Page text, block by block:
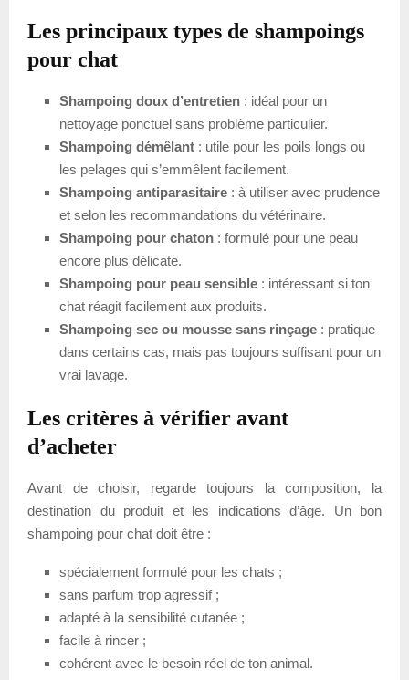
Les principaux types de shampoings
pour chat
Shampoing doux d’entretien : idéal pour un
nettoyage ponctuel sans problème particulier.
Shampoing démêlant : utile pour les poils longs ou
les pelages qui s’emmêlent facilement.
Shampoing antiparasitaire : à utiliser avec prudence
et selon les recommandations du vétérinaire.
Shampoing pour chaton : formulé pour une peau
encore plus délicate.
Shampoing pour peau sensible : intéressant si ton
chat réagit facilement aux produits.
Shampoing sec ou mousse sans rinçage : pratique
dans certains cas, mais pas toujours suffisant pour un
vrai lavage.
Les critères à vérifier avant
d’acheter
Avant de choisir, regarde toujours la composition, la
destination du produit et les indications d’âge. Un bon
shampoing pour chat doit être :
spécialement formulé pour les chats ;
sans parfum trop agressif ;
adapté à la sensibilité cutanée ;
facile à rincer ;
cohérent avec le besoin réel de ton animal.